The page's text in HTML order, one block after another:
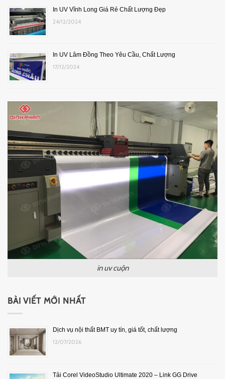
In UV Vĩnh Long Giá Rẻ Chất Lượng Đẹp
24/12/2024
In UV Lâm Đồng Theo Yêu Cầu, Chất Lượng
17/12/2024
in uv cuộn
BÀI VIẾT MỚI NHẤT
Dịch vụ nội thất BMT uy tín, giá tốt, chất lượng
12/07/2026
Tải Corel VideoStudio Ultimate 2020 – Link GG Drive